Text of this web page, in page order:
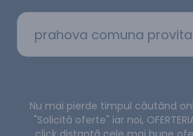
Nu mai pierde timpul căutând
"Solicită oferte" iar noi,